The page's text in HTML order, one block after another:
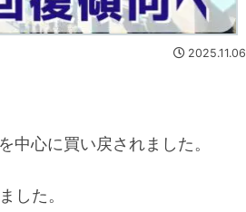
2025.11.06
中心に買い戻されました。
した。